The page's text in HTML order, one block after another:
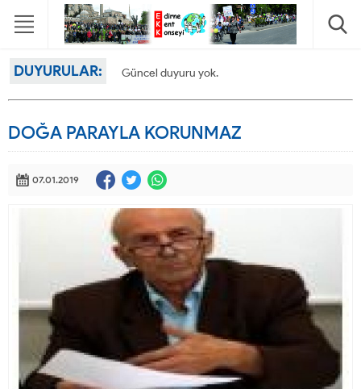
DUYURULAR: Güncel duyuru yok.
DOĞA PARAYLA KORUNMAZ
07.01.2019